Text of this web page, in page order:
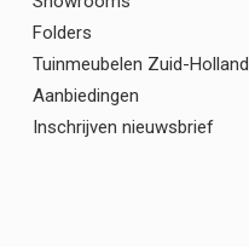
Folders
Tuinmeubelen Zuid-Holland
Aanbiedingen
Inschrijven nieuwsbrief